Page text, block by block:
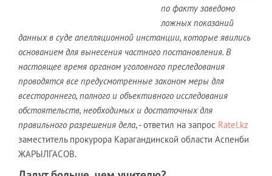
по факту заведомо
ложных показаний
данных в суде апелляционной инстанции, которые явились
основанием для вынесения частного постановления. В
настоящее время органом уголовного преследования
проводятся все предусмотренные законом меры для
всестороннего, полного и объективного исследования
обстоятельств, необходимых и достаточных для
правильного разрешения дела, - ответил на запрос Ratel.kz
заместитель прокурора Карагандинской области Аспенби
ЖАРЫЛГАСОВ.